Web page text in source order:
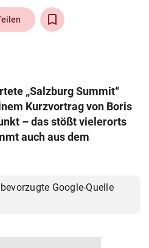
arrow_right
Co KG 2026
„Salzburg Summit“
Kurzvortrag von Boris
– das stößt vielerorts
auch aus dem
Google-Quelle